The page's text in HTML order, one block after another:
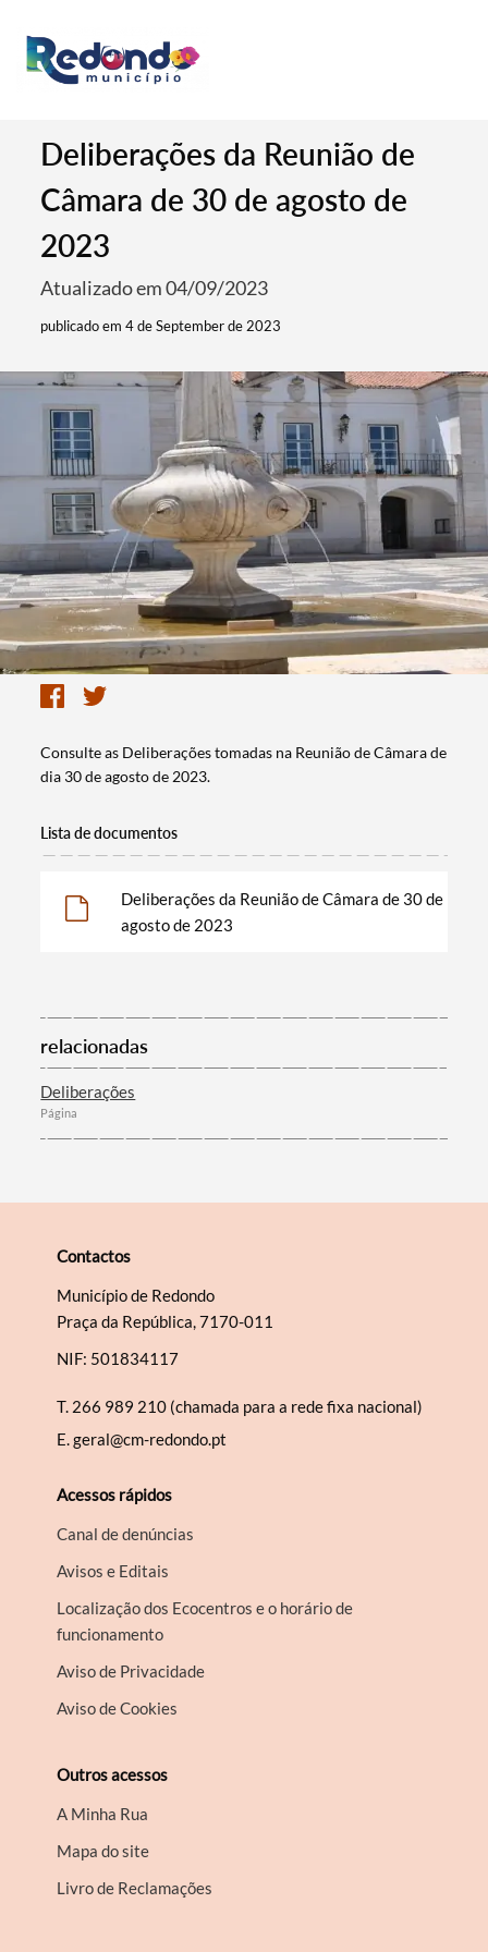
Categorias gerais
Deliberações da Reunião de
Câmara de 30 de agosto de
2023
Atualizado em 04/09/2023
publicado em 4 de September de 2023
Consulte as Deliberações tomadas na Reunião de Câmara de
dia 30 de agosto de 2023.
Lista de documentos
Deliberações da Reunião de Câmara de 30 de
agosto de 2023
relacionadas
Deliberações
Página
Contactos
Município de Redondo
Praça da República, 7170-011
NIF: 501834117
T. 266 989 210 (chamada para a rede fixa nacional)
E.geral@cm-redondo.pt
Acessos rápidos
Canal de denúncias
Avisos e Editais
Localização dos Ecocentros e o horário de
funcionamento
Aviso de Privacidade
Aviso de Cookies
Outros acessos
A Minha Rua
Mapa do site
Livro de Reclamações